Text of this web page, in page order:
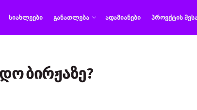
ᲡᲘᲐᲮᲚᲔᲔᲑᲘ ᲒᲐᲜᲐᲗᲚᲔᲑᲐ ᲐᲓᲐᲛᲘᲐᲜᲔᲑᲘ ᲞᲠᲝᲔᲥᲢᲘᲡ
ბირჟაზე?